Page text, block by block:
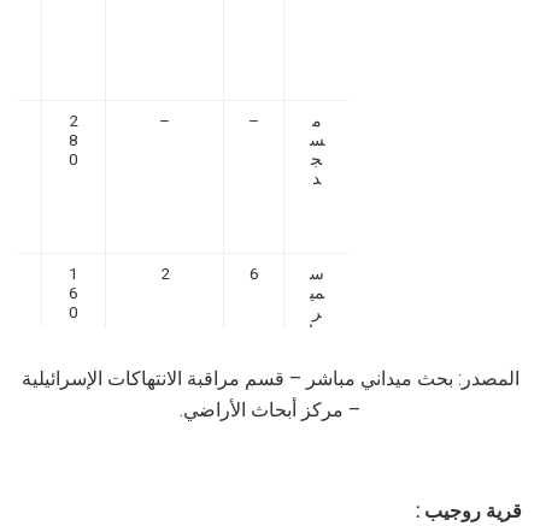
م
س
ج
د
–
–
2
8
0
س
مي
ر
جا
دو
يك
ا
ت
6
2
1
6
0
المصدر: بحث ميداني مباشر – قسم مراقبة الانتهاكات الإسرائيلية
– مركز أبحاث الأراضي.
قرية روجيب :